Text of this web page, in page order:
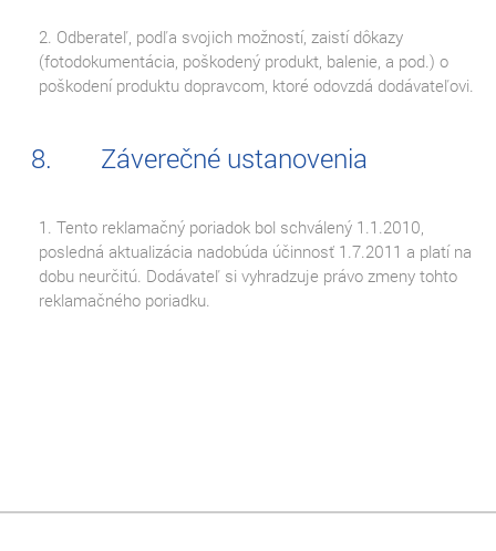
2. Odberateľ, podľa svojich možností, zaistí dôkazy
(fotodokumentácia, poškodený produkt, balenie, a pod.) o
poškodení produktu dopravcom, ktoré odovzdá dodávateľovi.
Záverečné ustanovenia
1. Tento reklamačný poriadok bol schválený 1.1.2010,
posledná aktualizácia nadobúda účinnosť 1.7.2011 a platí na
dobu neurčitú. Dodávateľ si vyhradzuje právo zmeny tohto
reklamačného poriadku.